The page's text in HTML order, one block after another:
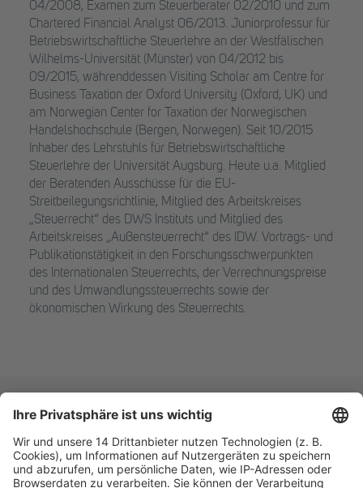
04/2008, Examen zum Steuerberater 02/2010 und zum
Chartered Financial Analyst 06/2013. Juniorprofessur für
Betriebswirtschaftliche Steuerlehre an der Westfälischen
Wilhelms-Universität (Münster) von 04/2012 bis
09/2015, währenddessen Visiting Scholar am Centre for
Business Taxation der Oxford University (Oxford, UK) und
am Norwegian Center for Taxation der Norwegischen
Handelshochschule (Bergen, Norwegen). Seit 10/2015
Inhaber des Lehrstuhls für Betriebswirtschaftliche
Steuerlehre der Universität Augsburg. Heute u.a. Mitglied
der Beratenden Ausschüsse für die EU-
Streitbeilegungsrichtlinie, Mitglied des Arbeitskreises
„Steuerrecht“ des DWS Instituts und Mitglied des
Arbeitskreises „Außensteuerrecht“ des IDW. Vortrags- und
Publikationstätigkeit in den Forschungsschwerpunkten
des Internationalen Steuerrechts, der Verrechnungspreise
und des Umwandlungssteuerrechts sowie der
ökonomischen Wirkung des Steuerrechts.